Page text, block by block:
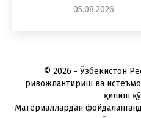
05.08.2026
© 2026 - Ўзбекистон
ривожлантириш ва
қилиш
Материаллардан